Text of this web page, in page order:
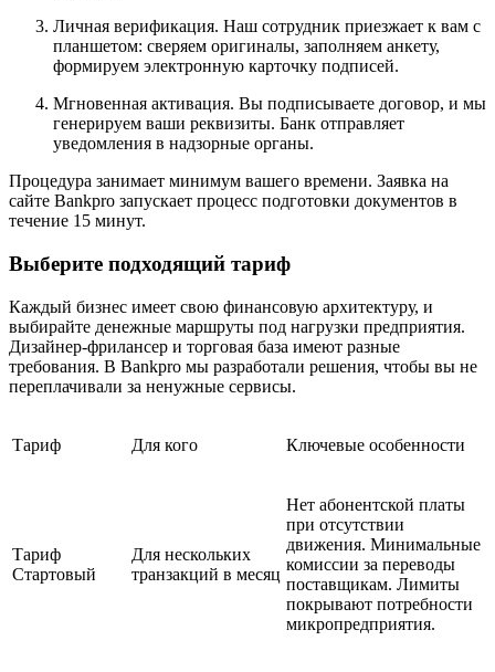
Личная верификация. Наш сотрудник приезжает к вам с
планшетом: сверяем оригиналы, заполняем анкету,
формируем электронную карточку подписей.
Мгновенная активация. Вы подписываете договор, и мы
генерируем ваши реквизиты. Банк отправляет
уведомления в надзорные органы.
Процедура занимает минимум вашего времени. Заявка на
сайте Bankpro запускает процесс подготовки документов в
течение 15 минут.
Выберите подходящий тариф
Каждый бизнес имеет свою финансовую архитектуру, и
выбирайте денежные маршруты под нагрузки предприятия.
Дизайнер-фрилансер и торговая база имеют разные
требования. В Bankpro мы разработали решения, чтобы вы не
переплачивали за ненужные сервисы.
Тариф Для кого Ключевые особенности
Тариф
Стартовый
Для нескольких
транзакций в месяц
Нет абонентской платы
при отсутствии
движения. Минимальные
комиссии за переводы
поставщикам. Лимиты
покрывают потребности
микропредприятия.